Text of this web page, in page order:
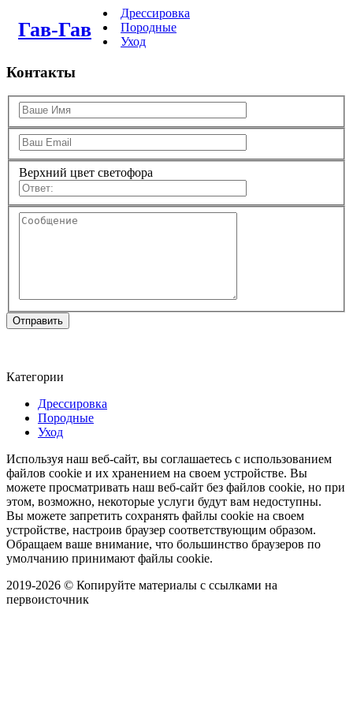
Гав-Гав
Дрессировка
Породные
Уход
Контакты
Верхний цвет светофора
Категории
Дрессировка
Породные
Уход
Используя наш веб-сайт, вы соглашаетесь с использованием
файлов cookie и их хранением на своем устройстве. Вы
можете просматривать наш веб-сайт без файлов cookie, но при
этом, возможно, некоторые услуги будут вам недоступны.
Вы можете запретить сохранять файлы cookie на своем
устройстве, настроив браузер соответствующим образом.
Обращаем ваше внимание, что большинство браузеров по
умолчанию принимают файлы cookie.
2019-2026 © Копируйте материалы с ссылками на
первоисточник